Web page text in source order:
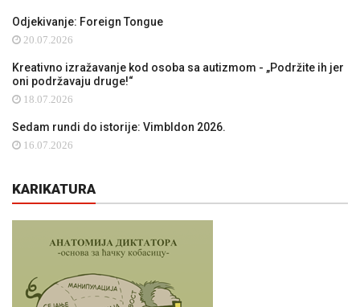
Odjekivanje: Foreign Tongue
20.07.2026
Kreativno izražavanje kod osoba sa autizmom - „Podržite ih jer
oni podržavaju druge!“
18.07.2026
Sedam rundi do istorije: Vimbldon 2026.
16.07.2026
KARIKATURA